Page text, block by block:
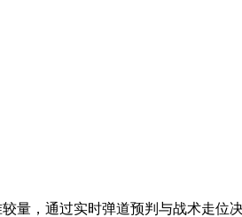
量，通过实时弹道预判与战术走位